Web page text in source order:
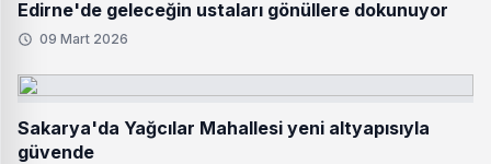
Edirne'de geleceğin ustaları gönüllere dokunuyor
09 Mart 2026
Sakarya'da Yağcılar Mahallesi yeni altyapısıyla
güvende